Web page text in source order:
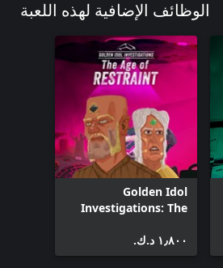
الوظائف الإضافية لهذه اللعبة
Golden Idol
Investigations: The
١٫٨٠٠ د.ك.‏